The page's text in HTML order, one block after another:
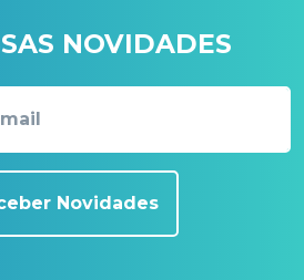
NOVIDADES
Novidades